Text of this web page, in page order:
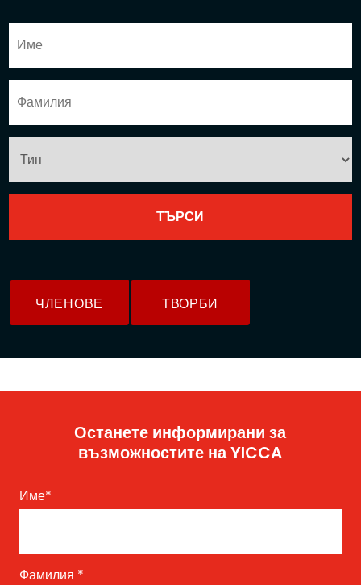
ЧЛЕНОВЕ ТВОРБИ
Останете информирани за
възможностите на YICCA
Име*
Фамилия *